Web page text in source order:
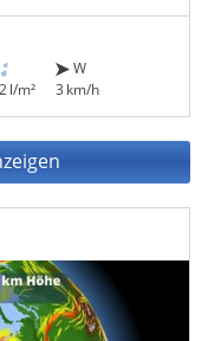
l/m²
W
3 km/h